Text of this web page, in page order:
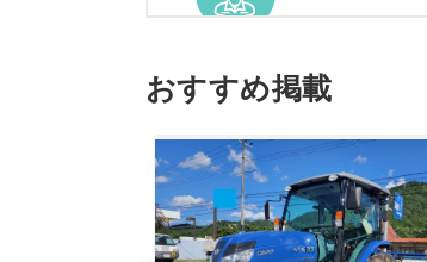
山梨県／伊藤明
こちらの希望
山梨県／じん
整備された中
で、良い買い
おすすめ掲載